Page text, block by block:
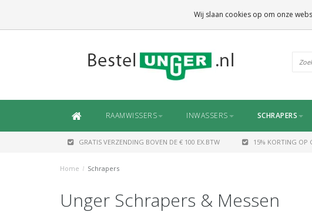
RAAMWISSERS INWASSERS SCHRAPERS
GRATIS VERZENDING BOVEN DE € 100 EX.BTW 15% KORTING OP
Home / Schrapers
Unger Schrapers & Messen
Wij slaan cookies op om onze